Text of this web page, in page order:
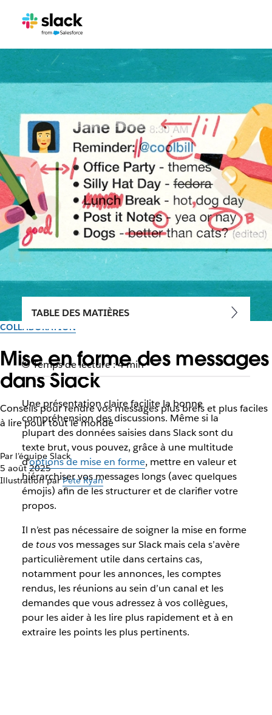
COLLABORATION
Mise en forme des messages
dans Slack
Conseils pour rendre vos messages plus brefs et plus faciles
à lire pour tout le monde
Par l’équipe Slack
5 août 2025
Illustration parPete Ryan
TABLE DES MATIÈRES
Temps de lecture : 4 min
Une présentation claire facilite la bonne
compréhension des discussions. Même si la
plupart des données saisies dans Slack sont du
texte brut, vous pouvez, grâce à une multitude
d’options de mise en forme, mettre en valeur et
hiérarchiser vos messages longs (avec quelques
émojis) afin de les structurer et de clarifier votre
propos.
Il n’est pas nécessaire de soigner la mise en forme
detousvos messages sur Slack mais cela s’avère
particulièrement utile dans certains cas,
notamment pour les annonces, les comptes
rendus, les réunions au sein d’un canal et les
demandes que vous adressez à vos collègues,
pour les aider à les lire plus rapidement et à en
extraire les points les plus pertinents.